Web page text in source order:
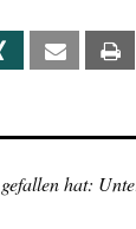
Xing Email
hat: